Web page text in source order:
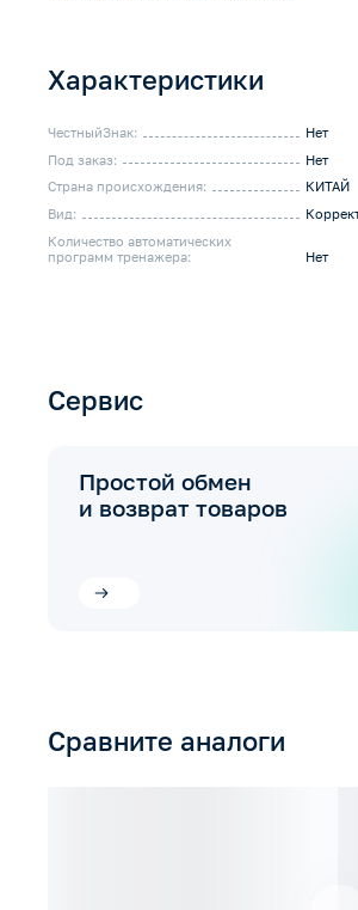
Характеристики
ЧестныйЗнак:
Нет
Под заказ:
Нет
Страна происхождения:
КИТАЙ
Вид:
Количество автоматических
программ тренажера:
Нет
Сервис
Простой обмен
и возврат товаров
Сравните аналоги